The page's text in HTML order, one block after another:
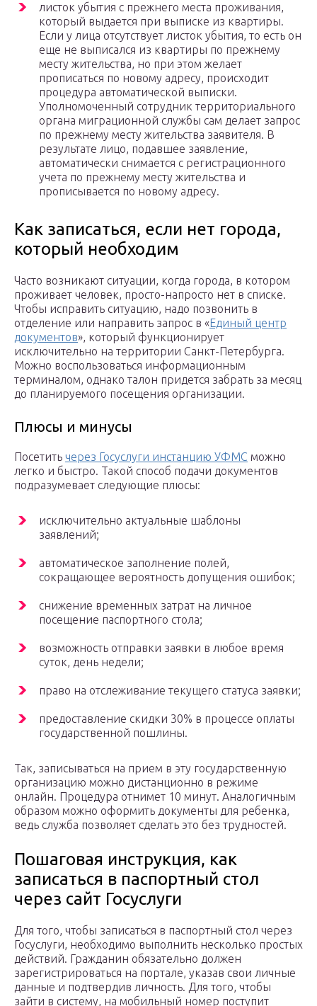
листок убытия с прежнего места проживания,
который выдается при выписке из квартиры.
Если у лица отсутствует листок убытия, то есть он
еще не выписался из квартиры по прежнему
месту жительства, но при этом желает
прописаться по новому адресу, происходит
процедура автоматической выписки.
Уполномоченный сотрудник территориального
органа миграционной службы сам делает запрос
по прежнему месту жительства заявителя. В
результате лицо, подавшее заявление,
автоматически снимается с регистрационного
учета по прежнему месту жительства и
прописывается по новому адресу.
Как записаться, если нет города,
который необходим
Часто возникают ситуации, когда города, в котором
проживает человек, просто-напросто нет в списке.
Чтобы исправить ситуацию, надо позвонить в
отделение или направить запрос в «Единый центр
документов», который функционирует
исключительно на территории Санкт-Петербурга.
Можно воспользоваться информационным
терминалом, однако талон придется забрать за месяц
до планируемого посещения организации.
Плюсы и минусы
Посетить через Госуслуги инстанцию УФМС можно
легко и быстро. Такой способ подачи документов
подразумевает следующие плюсы:
исключительно актуальные шаблоны
заявлений;
автоматическое заполнение полей,
сокращающее вероятность допущения ошибок;
снижение временных затрат на личное
посещение паспортного стола;
возможность отправки заявки в любое время
суток, день недели;
право на отслеживание текущего статуса заявки;
предоставление скидки 30% в процессе оплаты
государственной пошлины.
Так, записываться на прием в эту государственную
организацию можно дистанционно в режиме
онлайн. Процедура отнимет 10 минут. Аналогичным
образом можно оформить документы для ребенка,
ведь служба позволяет сделать это без трудностей.
Пошаговая инструкция, как
записаться в паспортный стол
через сайт Госуслуги
Для того, чтобы записаться в паспортный стол через
Госуслуги, необходимо выполнить несколько простых
действий. Гражданин обязательно должен
зарегистрироваться на портале, указав свои личные
данные и подтвердив личность. Для того, чтобы
зайти в систему, на мобильный номер поступит